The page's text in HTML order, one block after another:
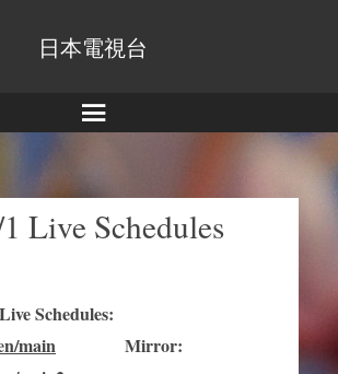
日本電視台
Menu
Live Schedules
Schedules:
main
Mirror: